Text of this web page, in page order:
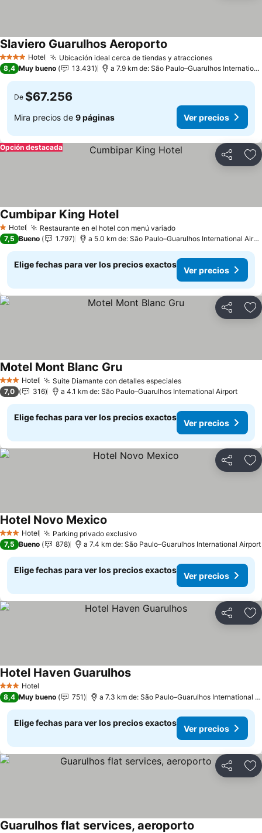
4 EstrellasHotel Ubicación ideal cerca de tiendas y atracciones
Slaviero Guarulhos Aeroporto
8,4 Muy bueno 13.431 a 7.9 km de: São Paulo–Guarulhos International Airport
De $67.256
Mira precios de 9 páginas Ver precios
Compartir
Opción destacada
1 Estrellas
Hotel Restaurante en el hotel con menú variado
Cumbipar King Hotel
7,5 Bueno 1.797 a 5.0 km de: São Paulo–Guarulhos International Airport
Elige fechas para ver los precios exactos
Ver precios
Compartir
3 Estrellas
Hotel Suite Diamante con detalles especiales
Motel Mont Blanc Gru
7,0 316 a 4.1 km de: São Paulo–Guarulhos International Airport
Elige fechas para ver los precios exactos
Ver precios
Compartir
3 Estrellas
Hotel Parking privado exclusivo
Hotel Novo Mexico
7,5 Bueno 878 a 7.4 km de: São Paulo–Guarulhos International Airport
Elige fechas para ver los precios exactos
Ver precios
Compartir
3 Estrellas
Hotel
Hotel Haven Guarulhos
8,4 Muy bueno 751 a 7.3 km de: São Paulo–Guarulhos International Airport
Elige fechas para ver los precios exactos
Ver precios
Compartir
Guarulhos flat services, aeroporto